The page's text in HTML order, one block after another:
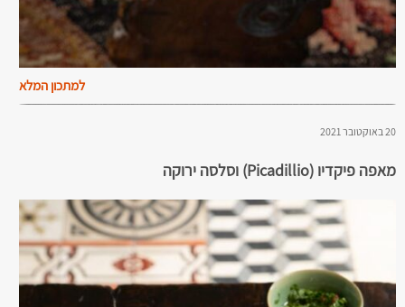
למתכון המלא
20 באוקטובר 2021
מאפה פיקדיו (Picadillio) וסלסה ירוקה